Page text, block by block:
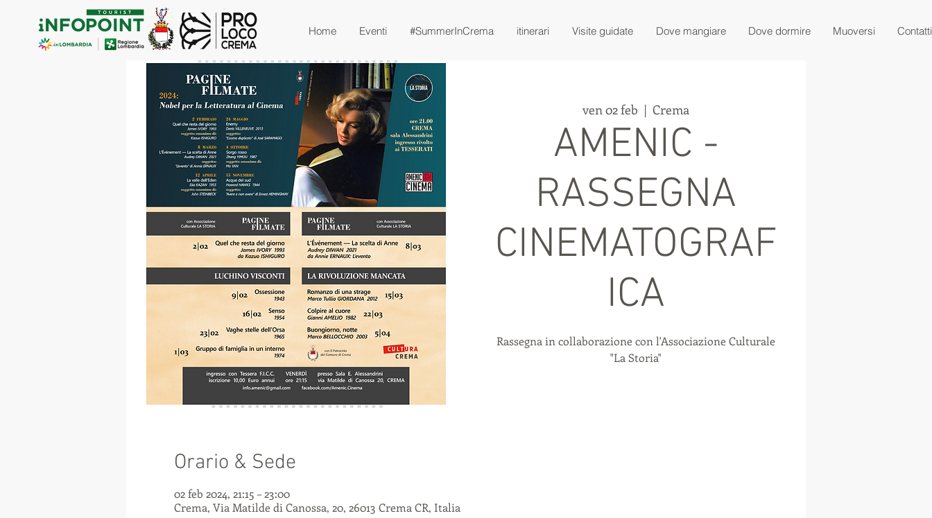
Home Eventi #SummerInCrema itinerari Visite guidate Dove mangiare Dove dormire Muoversi Contatti
ven 02 feb
  |
Crema
AMENIC -
RASSEGNA
CINEMATOGRAF
ICA
Rassegna in collaborazione con l'Associazione Culturale
"La Storia"
Orario & Sede
02 feb 2024, 21:15 – 23:00
Crema, Via Matilde di Canossa, 20, 26013 Crema CR, Italia